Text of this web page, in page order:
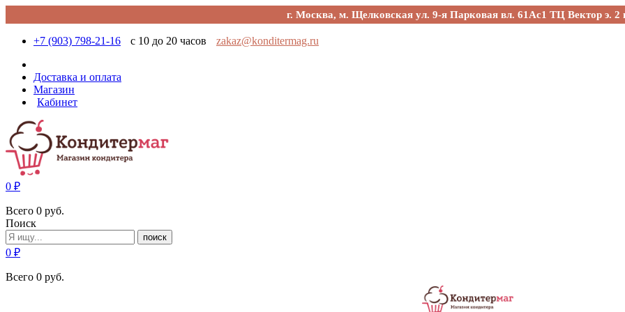
г. Москва, м. Щелковская ул. 9-я Парковая вл. 61Ас1 ТЦ Вектор э. 2
+7 (903) 798-21-16 с 10 до 20 часов zakaz@konditermag.ru
Доставка и оплата
Магазин
Кабинет
0 ₽
Всего 0 руб.
Поиск
поиск
0 ₽
Всего 0 руб.